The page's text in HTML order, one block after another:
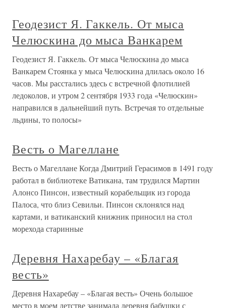
Геодезист Я. Гаккель. От мыса
Челюскина до мыса Ванкарем
Геодезист Я. Гаккель. От мыса Челюскина до мыса
Ванкарем Стоянка у мыса Челюскина длилась около 16
часов. Мы расстались здесь с встречной флотилией
ледоколов, и утром 2 сентября 1933 года «Челюскин»
направился в дальнейший путь. Встречая то отдельные
льдины, то полосы»
Весть о Магеллане
Весть о Магеллане Когда Дмитрий Герасимов в 1491 году
работал в библиотеке Ватикана, там трудился Мартин
Алонсо Пинсон, известный корабельщик из города
Палоса, что близ Севильи. Пинсон склонялся над
картами, и ватиканский книжник приносил на стол
морехода старинные
Деревня Нахаребау – «Благая
весть»
Деревня Нахаребау – «Благая весть» Очень большое
место в моем детстве занимала деревня бабушки с